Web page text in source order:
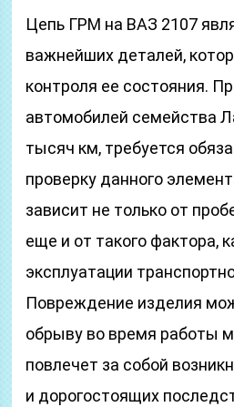
Цепь ГРМ на ВАЗ 2107
важнейших деталей,
контроля ее состояния.
автомобилей семейства
тысяч км, требуется
проверку данного
зависит не только от
еще и от такого фактора,
эксплуатации
Повреждение изделия
обрыву во время работы
повлечет за собой
и дорогостоящих